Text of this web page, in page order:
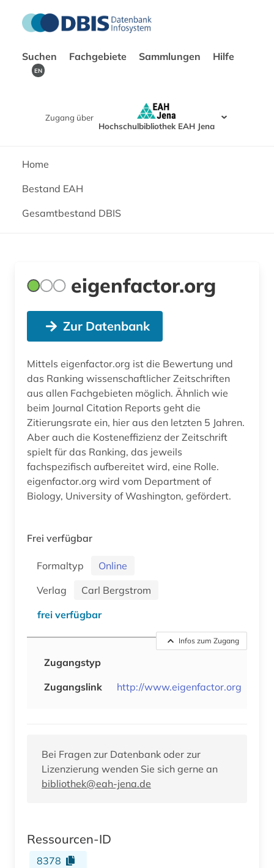
Suchen Fachgebiete Sammlungen Hilfe
EN
Zugang über
Hochschulbibliothek EAH Jena
Home
Bestand EAH
Gesamtbestand DBIS
eigenfactor.org
Zur Datenbank
Mittels eigenfactor.org ist die Bewertung und
das Ranking wissenschaftlicher Zeitschriften
aus allen Fachgebieten möglich. Ähnlich wie
beim Journal Citation Reports geht die
Zitierungsrate ein, hier aus den letzten 5 Jahren.
Aber auch die Kosteneffizienz der Zeitschrift
spielt für das Ranking, das jeweils
fachspezifisch aufbereitet wird, eine Rolle.
eigenfactor.org wird vom Department of
Biology, University of Washington, gefördert.
Frei verfügbar
Formaltyp
Online
Verlag
Carl Bergstrom
frei verfügbar
Infos zum Zugang
Zugangstyp
Zugangslink
http://www.eigenfactor.org
Bei Fragen zur Datenbank oder zur
Lizenzierung wenden Sie sich gerne an
bibliothek@eah-jena.de
Ressourcen-ID
8378